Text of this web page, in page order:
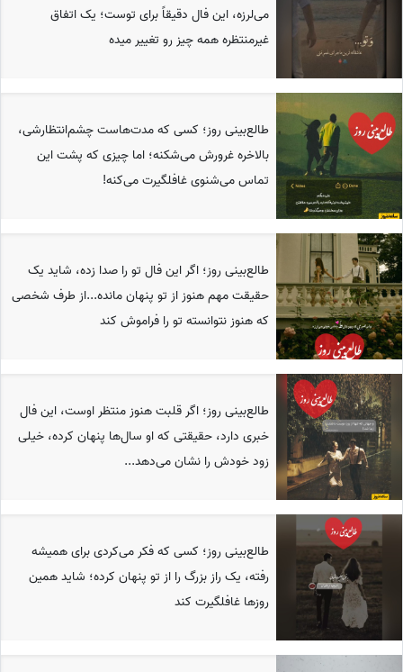
می‌لرزه، این فال دقیقاً برای توست؛ یک اتفاق
غیرمنتظره همه چیز رو تغییر میده
طالع‌بینی روز؛ کسی که مدت‌هاست چشم‌انتظارشی،
بالاخره غرورش می‌شکنه؛ اما چیزی که پشت این
تماس می‌شنوی غافلگیرت می‌کنه!
طالع‌بینی روز؛ اگر این فال تو را صدا زده، شاید یک
حقیقت مهم هنوز از تو پنهان مانده...از طرف شخصی
که هنوز نتوانسته تو را فراموش کند
طالع‌بینی روز؛ اگر قلبت هنوز منتظر اوست، این فال
خبری دارد، حقیقتی که او سال‌ها پنهان کرده، خیلی
زود خودش را نشان می‌دهد...
طالع‌بینی روز؛ کسی که فکر می‌کردی برای همیشه
رفته، یک راز بزرگ را از تو پنهان کرده؛ شاید همین
روزها غافلگیرت کند